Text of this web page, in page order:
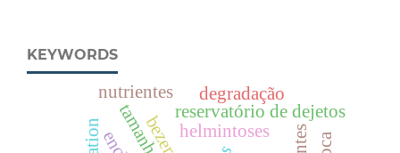
KEYWORDS
helmintoses
reservatório de dejetos
degradação
nutrientes